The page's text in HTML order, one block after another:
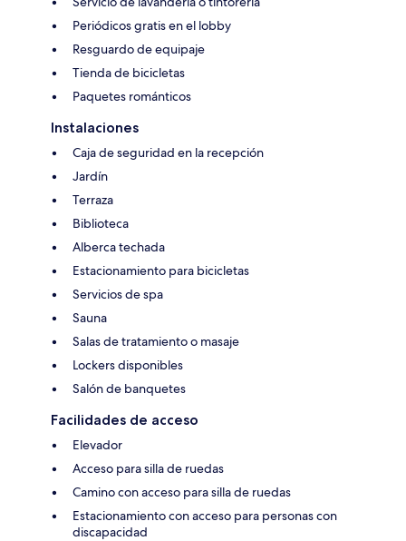
Periódicos gratis en el lobby
Resguardo de equipaje
Tienda de bicicletas
Paquetes románticos
Instalaciones
Caja de seguridad en la recepción
Jardín
Terraza
Biblioteca
Alberca techada
Estacionamiento para bicicletas
Servicios de spa
Sauna
Salas de tratamiento o masaje
Lockers disponibles
Salón de banquetes
Facilidades de acceso
Elevador
Acceso para silla de ruedas
Camino con acceso para silla de ruedas
Estacionamiento con acceso para personas con
discapacidad